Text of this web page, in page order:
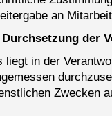
an
Durchsetzung der
liegt in der
Zwecken